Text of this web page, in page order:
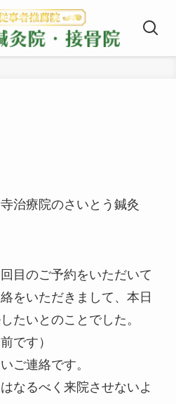
治療院のさいとう鍼灸
目のご予約をいただいて
をいただきまして、本日
たいとのことでした。
です）
ご連絡です。
なるべく来院させないよ